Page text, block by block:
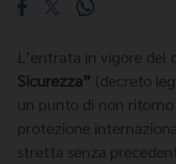
L’entrata in vigore del
Sicurezza” (decreto
un punto di non
protezione
stretta senza